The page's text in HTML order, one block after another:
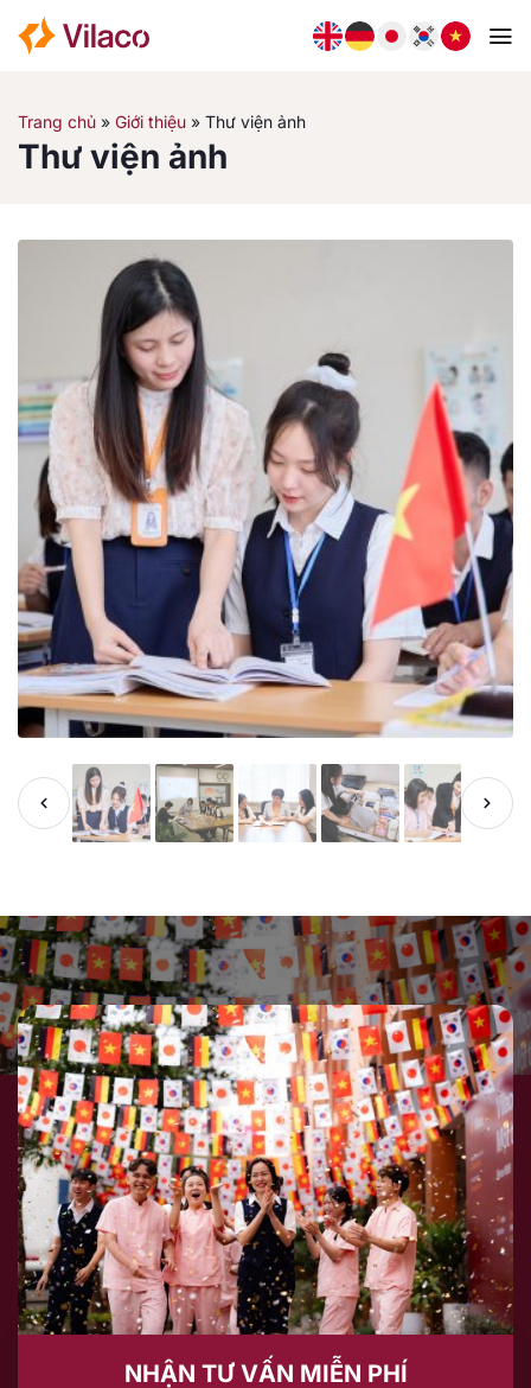
qua
Trang chủ » Giới thiệu » Thư viện ảnh
Thư viện ảnh
NHẬN TƯ VẤN MIỄN PHÍ